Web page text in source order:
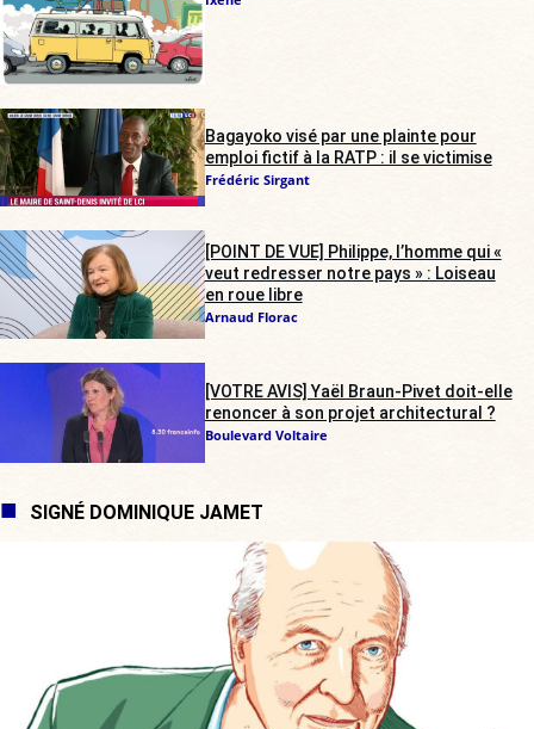
Bagayoko visé par une plainte pour
emploi fictif à la RATP : il se victimise
Frédéric Sirgant
[POINT DE VUE] Philippe, l’homme qui «
veut redresser notre pays » : Loiseau
en roue libre
Arnaud Florac
[VOTRE AVIS] Yaël Braun-Pivet doit-elle
renoncer à son projet architectural ?
Boulevard Voltaire
SIGNÉ DOMINIQUE JAMET